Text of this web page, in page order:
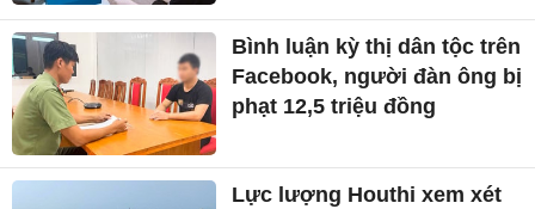
Bình luận kỳ thị dân tộc trên
Facebook, người đàn ông bị
phạt 12,5 triệu đồng
Lực lượng Houthi xem xét